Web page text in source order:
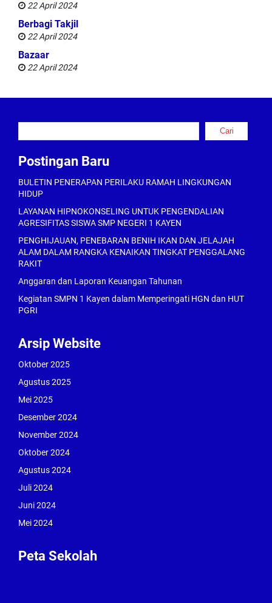
22 April 2024
Berbagi Takjil
22 April 2024
Bazaar
22 April 2024
Cari
Postingan Baru
BULETIN PENERAPAN PERILAKU RAMAH LINGKUNGAN
HIDUP
LAYANAN HIPNOKONSELING UNTUK PENGENDALIAN
AGRESIFITAS SISWA SMP NEGERI 1 KAYEN
PENGHIJAUAN, PENEBARAN BENIH IKAN DAN JELAJAH
ALAM DALAM RANGKA KENAIKAN TINGKAT PENGGALANG
RAKIT
Anggaran dan Laporan Keuangan Tahunan
Kegiatan SMPN 1 Kayen dalam Memperingati HGN dan HUT
PGRI
Arsip Website
Oktober 2025
Agustus 2025
Mei 2025
Desember 2024
November 2024
Oktober 2024
Agustus 2024
Juli 2024
Juni 2024
Mei 2024
Peta Sekolah